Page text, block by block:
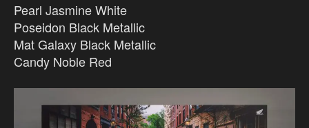
Pearl Jasmine White
Poseidon Black Metallic
Mat Galaxy Black Metallic
Candy Noble Red